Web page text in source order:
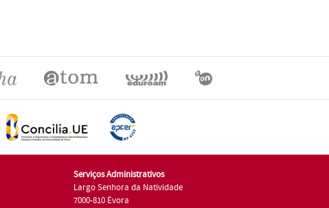
Serviços Administrativos
Largo Senhora da Natividade
7000-810 Évora